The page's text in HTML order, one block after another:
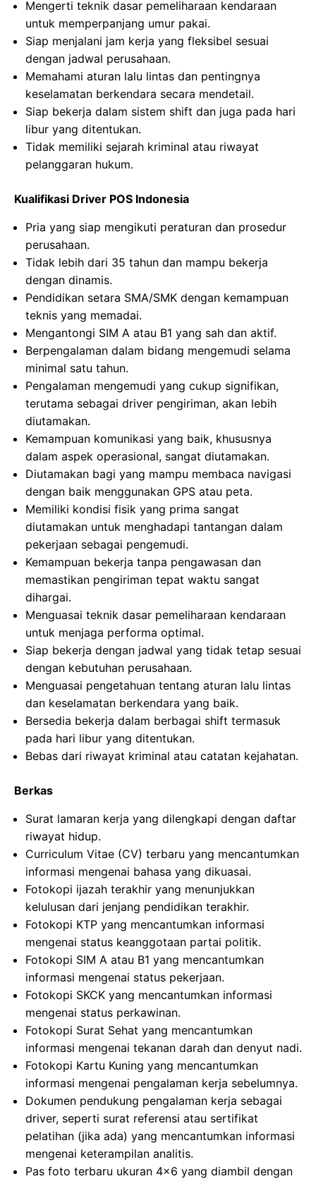
Mengerti teknik dasar pemeliharaan kendaraan
untuk memperpanjang umur pakai.
Siap menjalani jam kerja yang fleksibel sesuai
dengan jadwal perusahaan.
Memahami aturan lalu lintas dan pentingnya
keselamatan berkendara secara mendetail.
Siap bekerja dalam sistem shift dan juga pada hari
libur yang ditentukan.
Tidak memiliki sejarah kriminal atau riwayat
pelanggaran hukum.
Kualifikasi Driver POS Indonesia
Pria yang siap mengikuti peraturan dan prosedur
perusahaan.
Tidak lebih dari 35 tahun dan mampu bekerja
dengan dinamis.
Pendidikan setara SMA/SMK dengan kemampuan
teknis yang memadai.
Mengantongi SIM A atau B1 yang sah dan aktif.
Berpengalaman dalam bidang mengemudi selama
minimal satu tahun.
Pengalaman mengemudi yang cukup signifikan,
terutama sebagai driver pengiriman, akan lebih
diutamakan.
Kemampuan komunikasi yang baik, khususnya
dalam aspek operasional, sangat diutamakan.
Diutamakan bagi yang mampu membaca navigasi
dengan baik menggunakan GPS atau peta.
Memiliki kondisi fisik yang prima sangat
diutamakan untuk menghadapi tantangan dalam
pekerjaan sebagai pengemudi.
Kemampuan bekerja tanpa pengawasan dan
memastikan pengiriman tepat waktu sangat
dihargai.
Menguasai teknik dasar pemeliharaan kendaraan
untuk menjaga performa optimal.
Siap bekerja dengan jadwal yang tidak tetap sesuai
dengan kebutuhan perusahaan.
Menguasai pengetahuan tentang aturan lalu lintas
dan keselamatan berkendara yang baik.
Bersedia bekerja dalam berbagai shift termasuk
pada hari libur yang ditentukan.
Bebas dari riwayat kriminal atau catatan kejahatan.
Berkas
Surat lamaran kerja yang dilengkapi dengan daftar
riwayat hidup.
Curriculum Vitae (CV) terbaru yang mencantumkan
informasi mengenai bahasa yang dikuasai.
Fotokopi ijazah terakhir yang menunjukkan
kelulusan dari jenjang pendidikan terakhir.
Fotokopi KTP yang mencantumkan informasi
mengenai status keanggotaan partai politik.
Fotokopi SIM A atau B1 yang mencantumkan
informasi mengenai status pekerjaan.
Fotokopi SKCK yang mencantumkan informasi
mengenai status perkawinan.
Fotokopi Surat Sehat yang mencantumkan
informasi mengenai tekanan darah dan denyut nadi.
Fotokopi Kartu Kuning yang mencantumkan
informasi mengenai pengalaman kerja sebelumnya.
Dokumen pendukung pengalaman kerja sebagai
driver, seperti surat referensi atau sertifikat
pelatihan (jika ada) yang mencantumkan informasi
mengenai keterampilan analitis.
Pas foto terbaru ukuran 4×6 yang diambil dengan